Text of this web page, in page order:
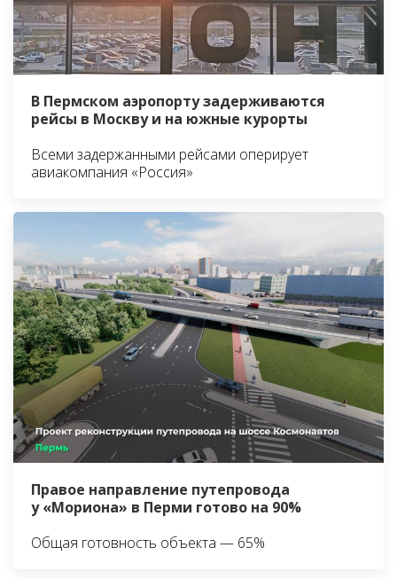
В Пермском аэропорту задерживаются
рейсы в Москву и на южные курорты
Всеми задержанными рейсами оперирует
авиакомпания «Россия»
Правое направление путепровода
у «Мориона» в Перми готово на 90%
Общая готовность объекта — 65%